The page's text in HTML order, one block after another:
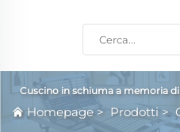
Cuscino in schiuma a memoria
Homepage> Prodotti >